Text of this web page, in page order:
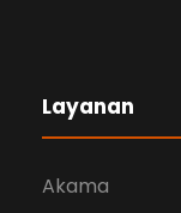
Layanan
Akama